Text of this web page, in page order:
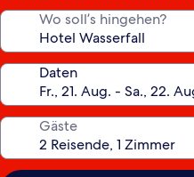
Wo soll’s hingehen?
Daten
Gäste